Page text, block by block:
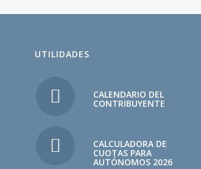
UTILIDADES
CALENDARIO DEL
CONTRIBUYENTE
CALCULADORA DE
CUOTAS PARA
AUTÓNOMOS 2026